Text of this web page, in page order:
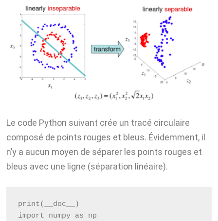
Le code Python suivant crée un tracé circulaire
composé de points rouges et bleus. Évidemment, il
n’y a aucun moyen de séparer les points rouges et
bleus avec une ligne (séparation linéaire).
print(__doc__)
import numpy as np